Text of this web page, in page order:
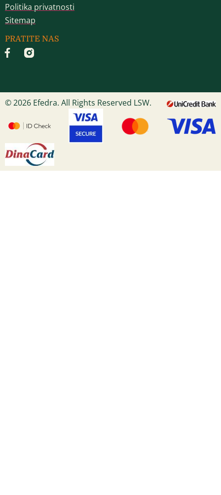
Politika privatnosti
Sitemap
PRATITE NAS
© 2026 Efedra. All Rights Reserved LSW.